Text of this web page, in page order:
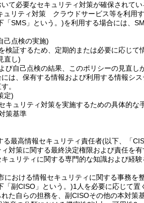
て必要なセキュリティ対策が確保されて
ュリティ対策 クラウドサービス等を利用
「SMS」という。)を利用する場合には、
己点検の実施)
検証するため、定期的または必要に応じて
直し)
び自己点検の結果、このポリシーの見直
は、保有する情報および利用する情報シ
。
定)
キュリティ対策を実施するための具体的な
策基準
る最高情報セキュリティ責任者(以下、「
対策に関する最終決定権限および責任を有
ュリティに関する専門的な知識および経
における情報セキュリティに関する事務
「副CISO」という。)1人を必要に応じて置
た自らの担務を、副CISOその他の本対策